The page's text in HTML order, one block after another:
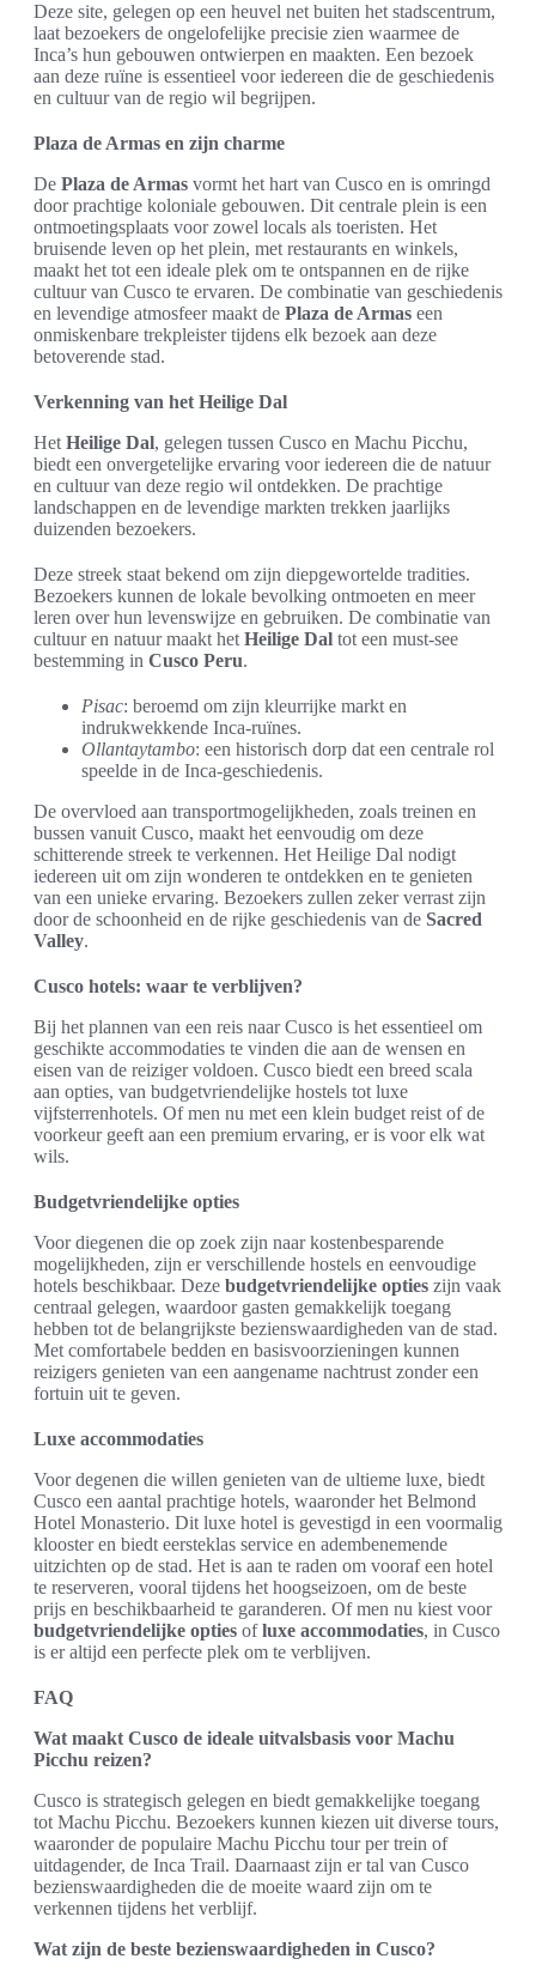
Deze site, gelegen op een heuvel net buiten het stadscentrum,
laat bezoekers de ongelofelijke precisie zien waarmee de
Inca’s hun gebouwen ontwierpen en maakten. Een bezoek
aan deze ruïne is essentieel voor iedereen die de geschiedenis
en cultuur van de regio wil begrijpen.
Plaza de Armas en zijn charme
De Plaza de Armas vormt het hart van Cusco en is omringd
door prachtige koloniale gebouwen. Dit centrale plein is een
ontmoetingsplaats voor zowel locals als toeristen. Het
bruisende leven op het plein, met restaurants en winkels,
maakt het tot een ideale plek om te ontspannen en de rijke
cultuur van Cusco te ervaren. De combinatie van geschiedenis
en levendige atmosfeer maakt de Plaza de Armas een
onmiskenbare trekpleister tijdens elk bezoek aan deze
betoverende stad.
Verkenning van het Heilige Dal
Het Heilige Dal, gelegen tussen Cusco en Machu Picchu,
biedt een onvergetelijke ervaring voor iedereen die de natuur
en cultuur van deze regio wil ontdekken. De prachtige
landschappen en de levendige markten trekken jaarlijks
duizenden bezoekers.
Deze streek staat bekend om zijn diepgewortelde tradities.
Bezoekers kunnen de lokale bevolking ontmoeten en meer
leren over hun levenswijze en gebruiken. De combinatie van
cultuur en natuur maakt het Heilige Dal tot een must-see
bestemming in Cusco Peru.
Pisac: beroemd om zijn kleurrijke markt en
indrukwekkende Inca-ruïnes.
Ollantaytambo: een historisch dorp dat een centrale rol
speelde in de Inca-geschiedenis.
De overvloed aan transportmogelijkheden, zoals treinen en
bussen vanuit Cusco, maakt het eenvoudig om deze
schitterende streek te verkennen. Het Heilige Dal nodigt
iedereen uit om zijn wonderen te ontdekken en te genieten
van een unieke ervaring. Bezoekers zullen zeker verrast zijn
door de schoonheid en de rijke geschiedenis van de Sacred
Valley.
Cusco hotels: waar te verblijven?
Bij het plannen van een reis naar Cusco is het essentieel om
geschikte accommodaties te vinden die aan de wensen en
eisen van de reiziger voldoen. Cusco biedt een breed scala
aan opties, van budgetvriendelijke hostels tot luxe
vijfsterrenhotels. Of men nu met een klein budget reist of de
voorkeur geeft aan een premium ervaring, er is voor elk wat
wils.
Budgetvriendelijke opties
Voor diegenen die op zoek zijn naar kostenbesparende
mogelijkheden, zijn er verschillende hostels en eenvoudige
hotels beschikbaar. Deze budgetvriendelijke opties zijn vaak
centraal gelegen, waardoor gasten gemakkelijk toegang
hebben tot de belangrijkste bezienswaardigheden van de stad.
Met comfortabele bedden en basisvoorzieningen kunnen
reizigers genieten van een aangename nachtrust zonder een
fortuin uit te geven.
Luxe accommodaties
Voor degenen die willen genieten van de ultieme luxe, biedt
Cusco een aantal prachtige hotels, waaronder het Belmond
Hotel Monasterio. Dit luxe hotel is gevestigd in een voormalig
klooster en biedt eersteklas service en adembenemende
uitzichten op de stad. Het is aan te raden om vooraf een hotel
te reserveren, vooral tijdens het hoogseizoen, om de beste
prijs en beschikbaarheid te garanderen. Of men nu kiest voor
budgetvriendelijke opties ofluxe accommodaties, in Cusco
is er altijd een perfecte plek om te verblijven.
FAQ
Wat maakt Cusco de ideale uitvalsbasis voor Machu
Picchu reizen?
Cusco is strategisch gelegen en biedt gemakkelijke toegang
tot Machu Picchu. Bezoekers kunnen kiezen uit diverse tours,
waaronder de populaire Machu Picchu tour per trein of
uitdagender, de Inca Trail. Daarnaast zijn er tal van Cusco
bezienswaardigheden die de moeite waard zijn om te
verkennen tijdens het verblijf.
Wat zijn de beste bezienswaardigheden in Cusco?